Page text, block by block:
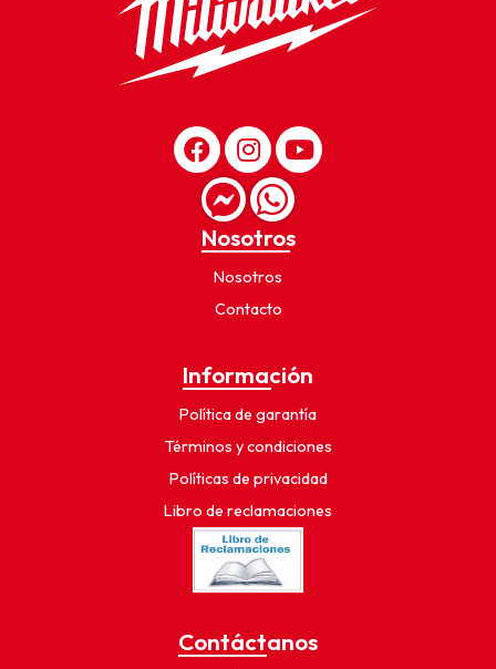
Nosotros
Nosotros
Contacto
Información
Política de garantía
Términos y condiciones
Políticas de privacidad
Libro de reclamaciones
Contáctanos